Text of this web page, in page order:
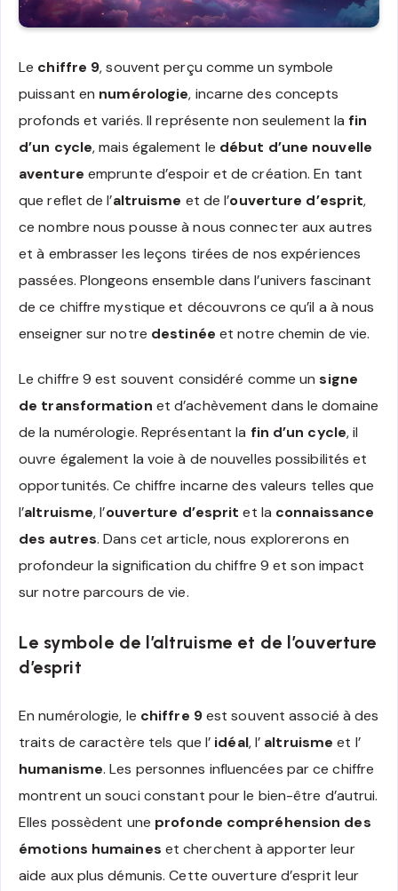
Le chiffre 9, souvent perçu comme un symbole
puissant en numérologie, incarne des concepts
profonds et variés. Il représente non seulement lafin
d’un cycle, mais également le début d’une nouvelle
aventure emprunte d’espoir et de création. En tant
que reflet de l’altruisme et de l’ouverture d’esprit,
ce nombre nous pousse à nous connecter aux autres
et à embrasser les leçons tirées de nos expériences
passées. Plongeons ensemble dans l’univers fascinant
de ce chiffre mystique et découvrons ce qu’il a à nous
enseigner sur notre destinée et notre chemin de vie.
Le chiffre 9 est souvent considéré comme unsigne
de transformation et d’achèvement dans le domaine
de la numérologie. Représentant la fin d’un cycle, il
ouvre également la voie à de nouvelles possibilités et
opportunités. Ce chiffre incarne des valeurs telles que
l’altruisme, l’ouverture d’esprit et la connaissance
des autres. Dans cet article, nous explorerons en
profondeur la signification du chiffre 9 et son impact
sur notre parcours de vie.
Le symbole de l’altruisme et de l’ouverture
d’esprit
En numérologie, le chiffre 9est souvent associé à des
traits de caractère tels que l’ idéal, l’ altruisme et l’
humanisme. Les personnes influencées par ce chiffre
montrent un souci constant pour le bien-être d’autrui.
Elles possèdent une profonde compréhension des
émotions humaines et cherchent à apporter leur
aide aux plus démunis. Cette ouverture d’esprit leur